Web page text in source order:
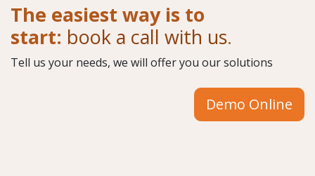
The easiest way is to
start: book a call with us.
Tell us your needs, we will offer you our solutions
Demo Online